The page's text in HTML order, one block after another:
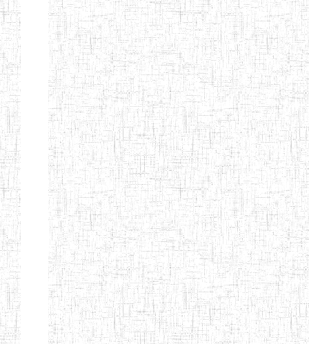
Type
Nature
Arrondissement
Denomination Création Type
ENIEG LES
MOINILLONS
25/09/1995 ENIEG Privé
ENPIEG
BILINGUE
10/10/2013 ENIEG Privé